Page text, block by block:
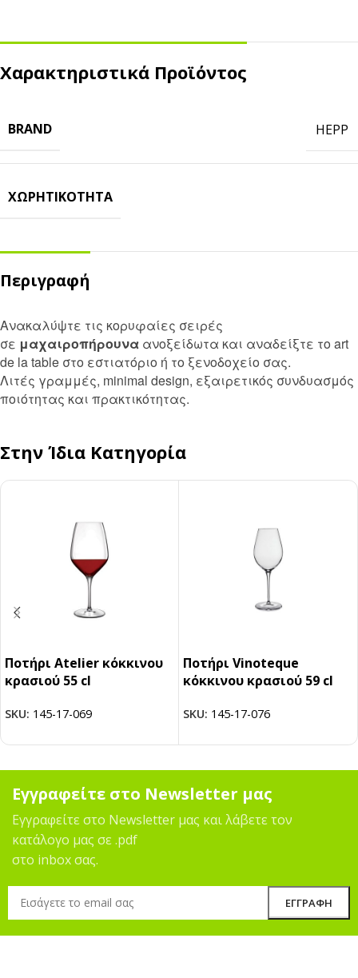
Χαρακτηριστικά Προϊόντος
BRAND HEPP
ΧΩΡΗΤΙΚΌΤΗΤΑ
Περιγραφή
Ανακαλύψτε τις κορυφαίες σειρές
σε μαχαιροπήρουνα ανοξείδωτα και αναδείξτε το art
de la table στο εστιατόριο ή το ξενοδοχείο σας.
Λιτές γραμμές, minimal design, εξαιρετικός συνδυασμός
ποιότητας και πρακτικότητας.
Στην Ίδια Κατηγορία
Ποτήρι Atelier κόκκινου
κρασιού 55 cl
SKU: 145-17-069
Ποτήρι Vinoteque
κόκκινου κρασιού 59 cl
SKU: 145-17-076
Εγγραφείτε στο Newsletter μας
Εγγραφείτε στο Newsletter μας και λάβετε τον
κατάλογο μας σε .pdf
στο inbox σας.